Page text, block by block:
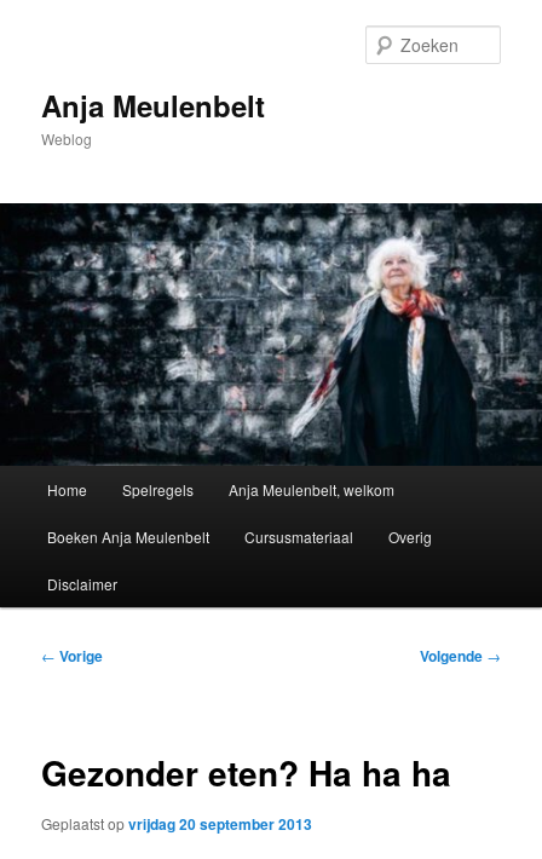
inhoudAnja Meulenbelt
Weblog
Home Spelregels Anja Meulenbelt, welkom
Boeken Anja Meulenbelt Cursusmateriaal Overig
Disclaimer
Bericht
← Vorige Volgende →
Gezonder eten? Ha ha ha
Geplaatst opvrijdag 20 september 2013